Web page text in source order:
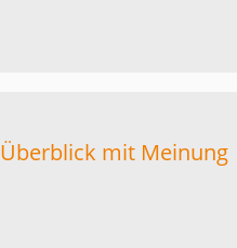
mit Meinung